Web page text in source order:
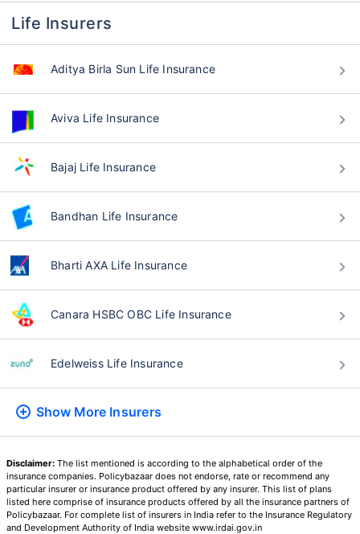
Life Insurers
Aditya Birla Sun Life Insurance
Aviva Life Insurance
Bajaj Life Insurance
Bandhan Life Insurance
Bharti AXA Life Insurance
Canara HSBC OBC Life Insurance
Edelweiss Life Insurance
Show More Insurers
Disclaimer: The list mentioned is according to the alphabetical order of the
insurance companies. Policybazaar does not endorse, rate or recommend any
particular insurer or insurance product offered by any insurer. This list of plans
listed here comprise of insurance products offered by all the insurance partners of
Policybazaar. For complete list of insurers in India refer to the Insurance Regulatory
and Development Authority of India website www.irdai.gov.in
₹ 1,376/महिना*
तुमच्या कुटुंबाची सुरक्षा फक्त एक पाऊल दूर आह